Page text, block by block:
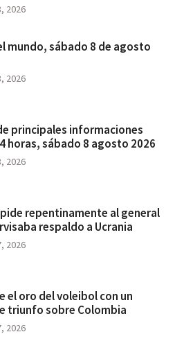
2026
mundo, sábado 8 de agosto
2026
principales informaciones
horas, sábado 8 agosto 2026
2026
repentinamente al general
respaldo a Ucrania
2026
el oro del voleibol con un
triunfo sobre Colombia
2026